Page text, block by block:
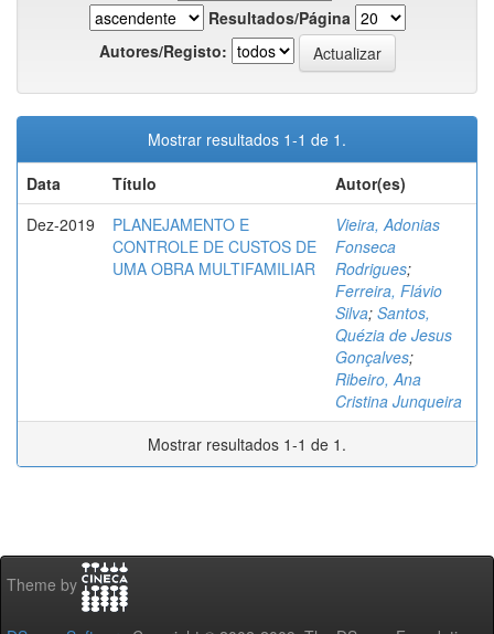
Resultados/Página
Autores/Registo:
Mostrar resultados 1-1 de 1.
Data
Título
Autor(es)
Dez-2019
PLANEJAMENTO E
CONTROLE DE CUSTOS DE
UMA OBRA MULTIFAMILIAR
Vieira, Adonias
Fonseca
Rodrigues;
Ferreira, Flávio
Silva; Santos,
Quézia de Jesus
Gonçalves;
Ribeiro, Ana
Cristina Junqueira
Mostrar resultados 1-1 de 1.
Theme by